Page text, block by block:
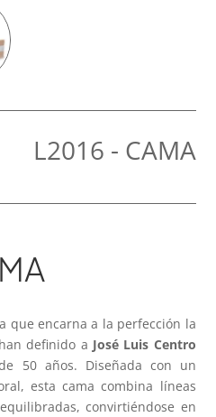
L2016 - CAMA
que encarna a la perfección la
definido a José Luis Centro
50 años. Diseñada con un
esta cama combina líneas
convirtiéndose en